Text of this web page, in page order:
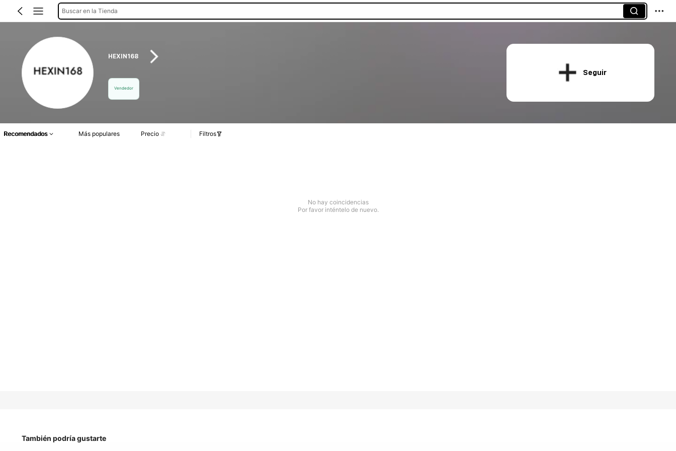
Buscar en la Tienda
HEXIN168
Vendedor
Seguir
Recomendados Más populares Precio Filtros
No hay coincidencias
Por favor inténtelo de nuevo.
También podría gustarte